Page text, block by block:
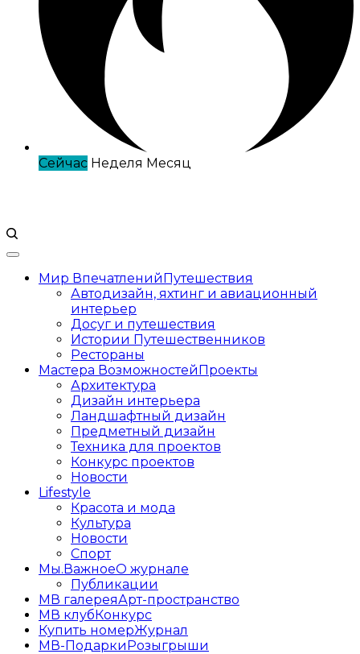
Сейчас Неделя Месяц
Мир ВпечатленийПутешествия
Автодизайн, яхтинг и авиационный
интерьер
Досуг и путешествия
Истории Путешественников
Рестораны
Мастера ВозможностейПроекты
Архитектура
Дизайн интерьера
Ландшафтный дизайн
Предметный дизайн
Техника для проектов
Конкурс проектов
Новости
Lifestyle
Красота и мода
Культура
Новости
Спорт
Мы.ВажноеО журнале
Публикации
МВ галереяАрт-пространство
МВ клубКонкурс
Купить номерЖурнал
МВ-ПодаркиРозыгрыши